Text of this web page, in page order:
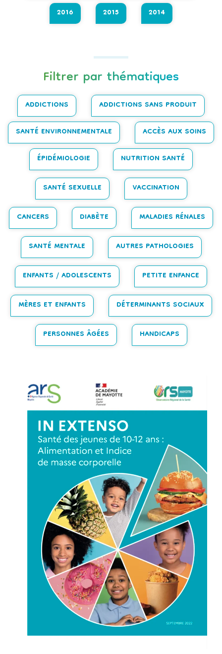
2016
2015 2014
Filtrer par thématiques
ADDICTIONS
ADDICTIONS SANS PRODUIT
SANTÉ ENVIRONNEMENTALE
ACCÈS AUX SOINS
ÉPIDÉMIOLOGIE
NUTRITION SANTÉ
SANTÉ SEXUELLE
VACCINATION
CANCERS
DIABÈTE
MALADIES RÉNALES
SANTÉ MENTALE
AUTRES PATHOLOGIES
ENFANTS / ADOLESCENTS
PETITE ENFANCE
MÈRES ET ENFANTS
DÉTERMINANTS SOCIAUX
PERSONNES ÂGÉES
HANDICAPS